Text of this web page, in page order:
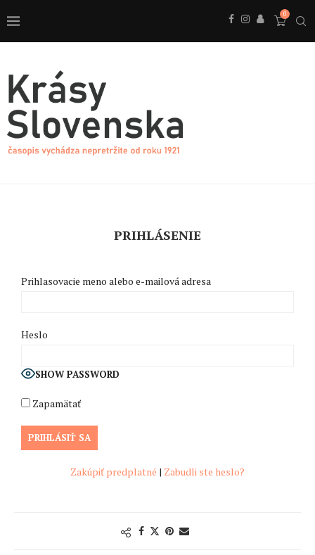
0
PRIHLÁSENIE
Prihlasovacie meno alebo e-mailová adresa
Heslo
SHOW PASSWORD
Zapamätať
Zakúpiť predplatné | Zabudli ste heslo?